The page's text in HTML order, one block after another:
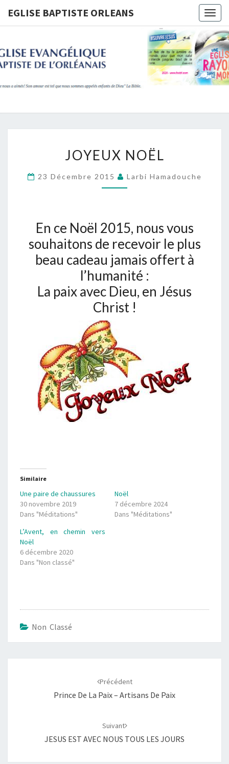
EGLISE BAPTISTE ORLEANS
EGLISE
ORLEANS
NOËL
JOYEUX NOËL
23 Décembre 2015 Larbi Hamadouche
En ce Noël 2015, nous vous
souhaitons de recevoir le plus
beau cadeau jamais offert à
l’humanité :
La paix avec Dieu, en Jésus
Christ !
Similaire
Une paire de chaussures
30 novembre 2019
Dans "Méditations"
Noël
7 décembre 2024
Dans "Méditations"
L’Avent, en chemin vers
Noël
6 décembre 2020
Dans "Non classé"
Non Classé
Précédent
Prince De La Paix – Artisans De Paix
Suivant
JESUS EST AVEC NOUS TOUS LES JOURS